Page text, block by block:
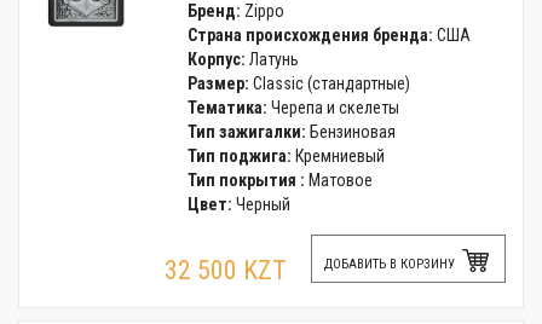
Бренд: Zippo
Страна происхождения бренда: США
Корпус: Латунь
Размер: Classic (стандартные)
Тематика: Черепа и скелеты
Тип зажигалки: Бензиновая
Тип поджига: Кремниевый
Тип покрытия : Матовое
Цвет: Черный
32 500 KZT ДОБАВИТЬ В КОРЗИНУ